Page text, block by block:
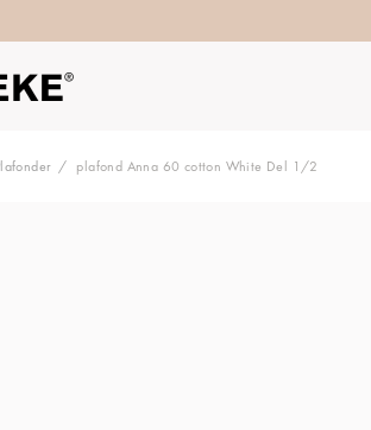
plafond Anna 60 cotton White Del 1/2